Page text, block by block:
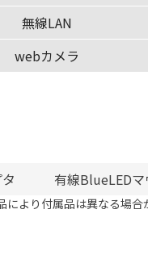
無線LAN
webカメラ
有線BlueLEDマ
より付属品は異なる場合